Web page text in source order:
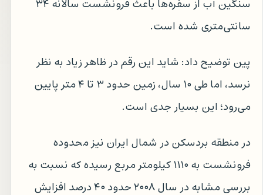
سنگین آب از سفره‌ها باعث فرونشست سالانه ۳۴
سانتی‌متری شده است.
پین توضیح داد: شاید این رقم در ظاهر زیاد به نظر
نرسد، اما طی ۱۰ سال، زمین حدود ۳ تا ۴ متر پایین
می‌رود؛ این بسیار جدی است.
در منطقه بردسکن در شمال ایران نیز محدوده
فرونشست به ۱۱۱۰ کیلومتر مربع رسیده که نسبت به
بررسی مشابه در سال ۲۰۰۸ حدود ۴۰ درصد افزایش